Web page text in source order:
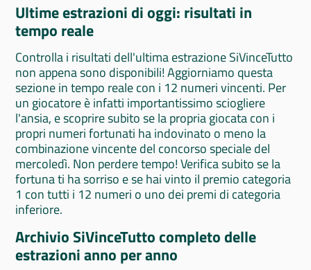
Ultime estrazioni di oggi: risultati in
tempo reale
Controlla i risultati dell'ultima estrazione SiVinceTutto
non appena sono disponibili! Aggiorniamo questa
sezione in tempo reale con i 12 numeri vincenti. Per
un giocatore è infatti importantissimo sciogliere
l'ansia, e scoprire subito se la propria giocata con i
propri numeri fortunati ha indovinato o meno la
combinazione vincente del concorso speciale del
mercoledì. Non perdere tempo! Verifica subito se la
fortuna ti ha sorriso e se hai vinto il premio categoria
1 con tutti i 12 numeri o uno dei premi di categoria
inferiore.
Archivio SiVinceTutto completo delle
estrazioni anno per anno